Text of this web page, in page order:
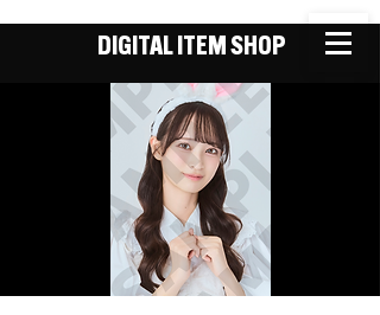
DIGITAL ITEM SHOP